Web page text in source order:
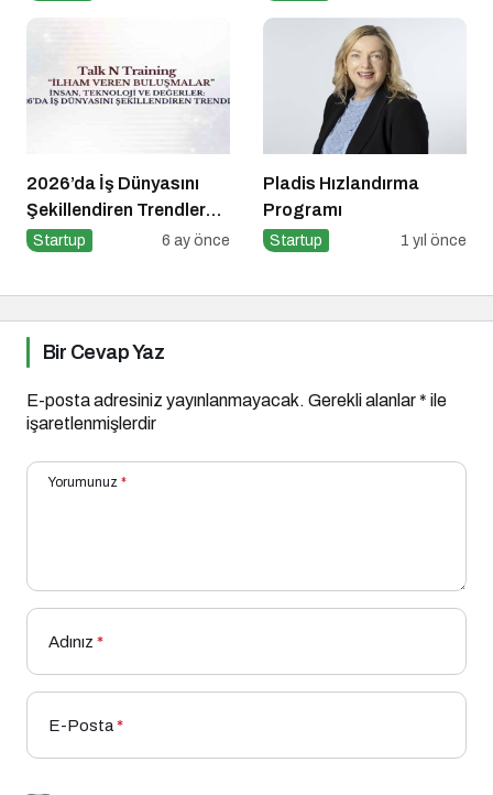
2026’da İş Dünyasını
Şekillendiren Trendler
Talk N Training “İlham
Startup 6 ay önce
Pladis Hızlandırma
Programı
Startup 1 yıl önce
Bir Cevap Yaz
E-posta adresiniz yayınlanmayacak. Gerekli alanlar* ile
işaretlenmişlerdir
Yorumunuz *
Adınız *
E-Posta*